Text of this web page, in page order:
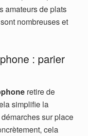
amateurs de plats
nombreuses et
: parier
retire de
simplifie la
sur place
cela